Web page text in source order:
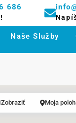
686
Naše Služby
Zobraziť Moja